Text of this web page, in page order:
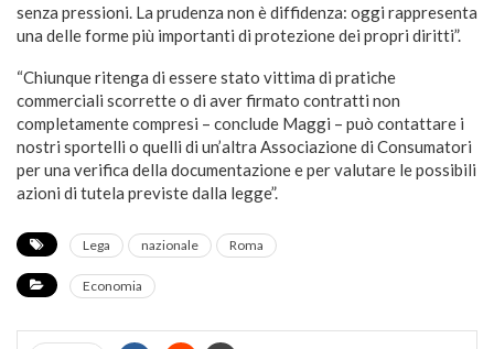
senza pressioni. La prudenza non è diffidenza: oggi rappresenta
una delle forme più importanti di protezione dei propri diritti”.
“Chiunque ritenga di essere stato vittima di pratiche
commerciali scorrette o di aver firmato contratti non
completamente compresi – conclude Maggi – può contattare i
nostri sportelli o quelli di un’altra Associazione di Consumatori
per una verifica della documentazione e per valutare le possibili
azioni di tutela previste dalla legge”.
Lega nazionale Roma
Economia